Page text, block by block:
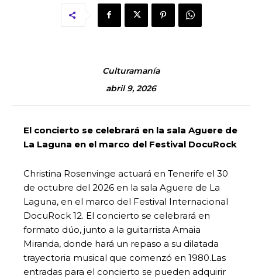
Culturamanía
abril 9, 2026
El concierto se celebrará en la sala Aguere de
La Laguna en el marco del Festival DocuRock
Christina Rosenvinge actuará en Tenerife el 30
de octubre del 2026 en la sala Aguere de La
Laguna, en el marco del Festival Internacional
DocuRock 12. El concierto se celebrará en
formato dúo, junto a la guitarrista Amaia
Miranda, donde hará un repaso a su dilatada
trayectoria musical que comenzó en 1980.Las
entradas para el concierto se pueden adquirir